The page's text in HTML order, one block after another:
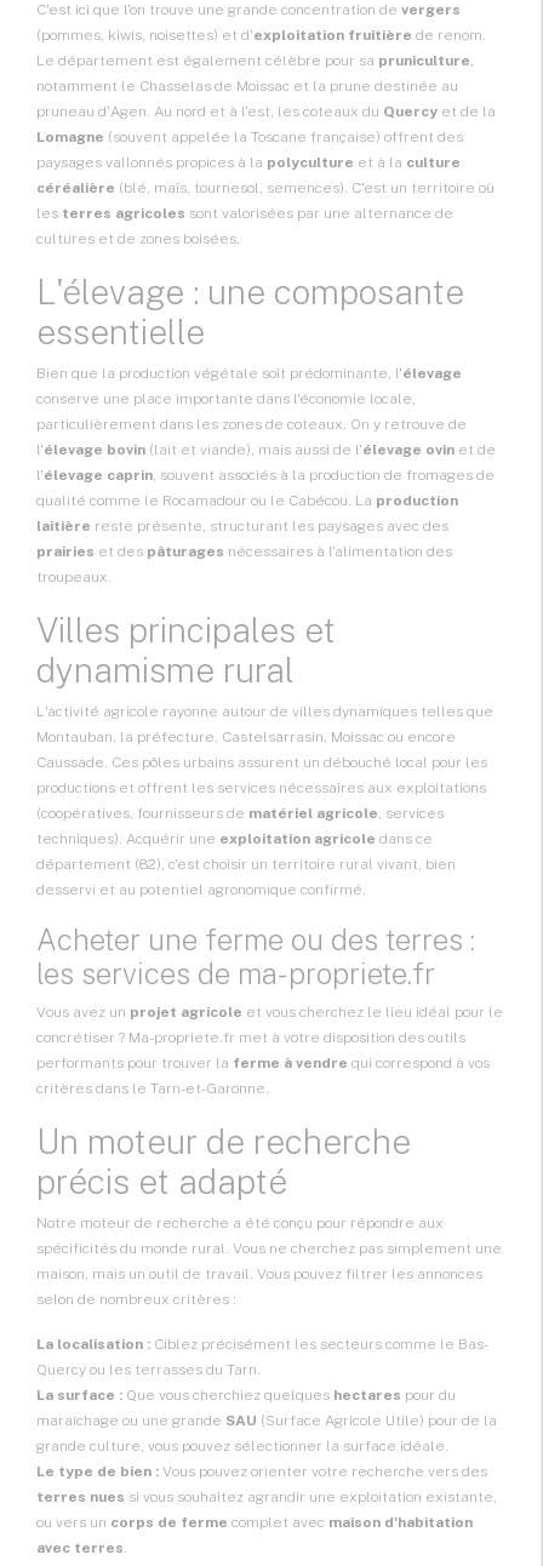
C'est ici que l'on trouve une grande concentration de vergers
(pommes, kiwis, noisettes) et d'exploitation fruitière de renom.
Le département est également célèbre pour sa pruniculture,
notamment le Chasselas de Moissac et la prune destinée au
pruneau d'Agen. Au nord et à l'est, les coteaux du Quercy et de la
Lomagne (souvent appelée la Toscane française) offrent des
paysages vallonnés propices à la polyculture et à la culture
céréalière (blé, maïs, tournesol, semences). C'est un territoire où
les terres agricoles sont valorisées par une alternance de
cultures et de zones boisées.
L'élevage : une composante
essentielle
Bien que la production végétale soit prédominante, l'élevage
conserve une place importante dans l'économie locale,
particulièrement dans les zones de coteaux. On y retrouve de
l'élevage bovin (lait et viande), mais aussi de l'élevage ovin et de
l'élevage caprin, souvent associés à la production de fromages de
qualité comme le Rocamadour ou le Cabécou. La production
laitière reste présente, structurant les paysages avec des
prairies et des pâturages nécessaires à l'alimentation des
troupeaux.
Villes principales et
dynamisme rural
L'activité agricole rayonne autour de villes dynamiques telles que
Montauban, la préfecture, Castelsarrasin, Moissac ou encore
Caussade. Ces pôles urbains assurent un débouché local pour les
productions et offrent les services nécessaires aux exploitations
(coopératives, fournisseurs de matériel agricole, services
techniques). Acquérir une exploitation agricole dans ce
département (82), c'est choisir un territoire rural vivant, bien
desservi et au potentiel agronomique confirmé.
Acheter une ferme ou des terres :
les services de ma-propriete.fr
Vous avez un projet agricole et vous cherchez le lieu idéal pour le
concrétiser ? Ma-propriete.fr met à votre disposition des outils
performants pour trouver la ferme à vendre qui correspond à vos
critères dans le Tarn-et-Garonne.
Un moteur de recherche
précis et adapté
Notre moteur de recherche a été conçu pour répondre aux
spécificités du monde rural. Vous ne cherchez pas simplement une
maison, mais un outil de travail. Vous pouvez filtrer les annonces
selon de nombreux critères :
La localisation : Ciblez précisément les secteurs comme le Bas-
Quercy ou les terrasses du Tarn.
La surface : Que vous cherchiez quelques hectares pour du
maraîchage ou une grande SAU (Surface Agricole Utile) pour de la
grande culture, vous pouvez sélectionner la surface idéale.
Le type de bien : Vous pouvez orienter votre recherche vers des
terres nues si vous souhaitez agrandir une exploitation existante,
ou vers un corps de ferme complet avec maison d'habitation
avec terres.